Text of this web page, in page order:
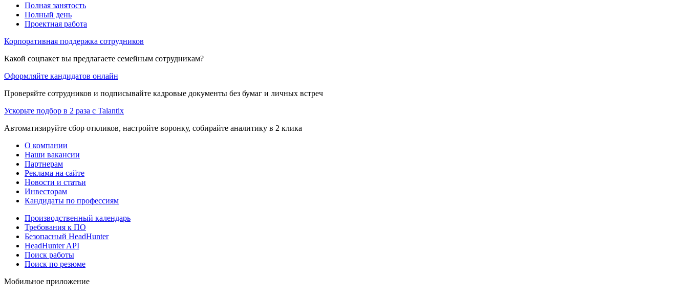
Полная занятость
Полный день
Проектная работа
Корпоративная поддержка сотрудников
Какой соцпакет вы предлагаете семейным сотрудникам?
Оформляйте кандидатов онлайн
Проверяйте сотрудников и подписывайте кадровые документы без бумаг и личных встреч
Ускорьте подбор в 2 раза с Talantix
Автоматизируйте сбор откликов, настройте воронку, собирайте аналитику в 2 клика
О компании
Наши вакансии
Партнерам
Реклама на сайте
Новости и статьи
Инвесторам
Кандидаты по профессиям
Производственный календарь
Требования к ПО
Безопасный HeadHunter
HeadHunter API
Поиск работы
Поиск по резюме
Мобильное приложение